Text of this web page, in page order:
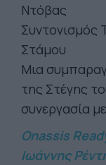
Ντόβας
Συντονισμός
Στάμου
Μια
της Στέγης
συνεργασία
Onassis
Ιωάννης